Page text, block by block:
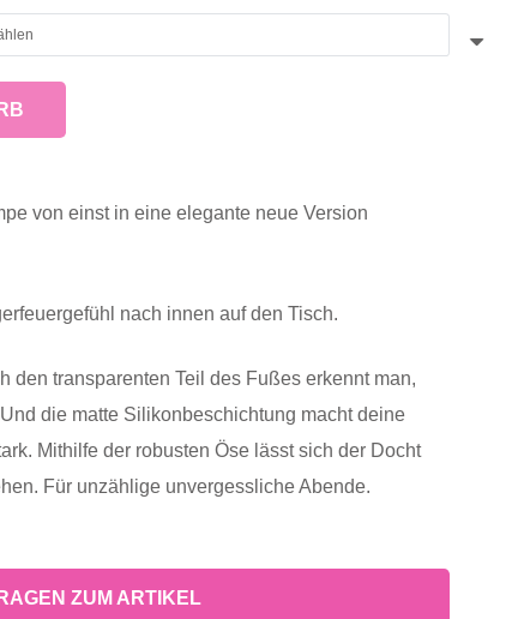
von einst in eine elegante neue Version
nach innen auf den Tisch.
den transparenten Teil des Fußes erkennt man,
die matte Silikonbeschichtung macht deine
Mithilfe der robusten Öse lässt sich der Docht
Für unzählige unvergessliche Abende.
ZUM ARTIKEL